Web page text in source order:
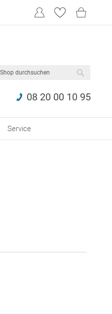
08 20 00 10 95
Service